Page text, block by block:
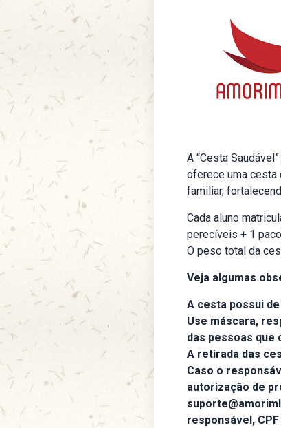
A “Cesta
oferece uma cesta
familiar,
Cada aluno
perecíveis + 1
O peso total da
Veja algumas
A cesta possui
Use máscara,
das pessoas que
A retirada das
Caso o
autorização de
responsável,